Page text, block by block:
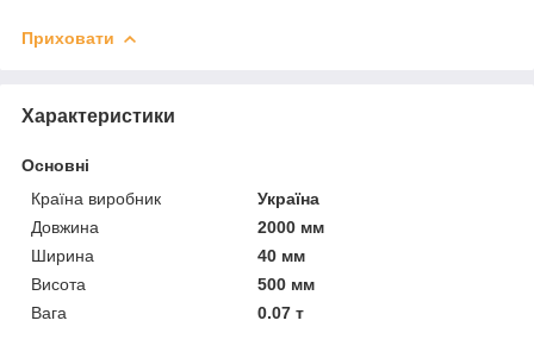
Приховати
Характеристики
Основні
Країна виробник
Україна
Довжина
2000 мм
Ширина
40 мм
Висота
500 мм
Вага
0.07 т